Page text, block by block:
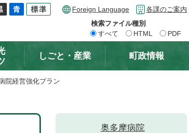
Foreign Language
各課のご案内
検索ファイル種別
すべて
HTML PDF
しごと・産業 町政情報
院経営強化プラン
奥多摩病院